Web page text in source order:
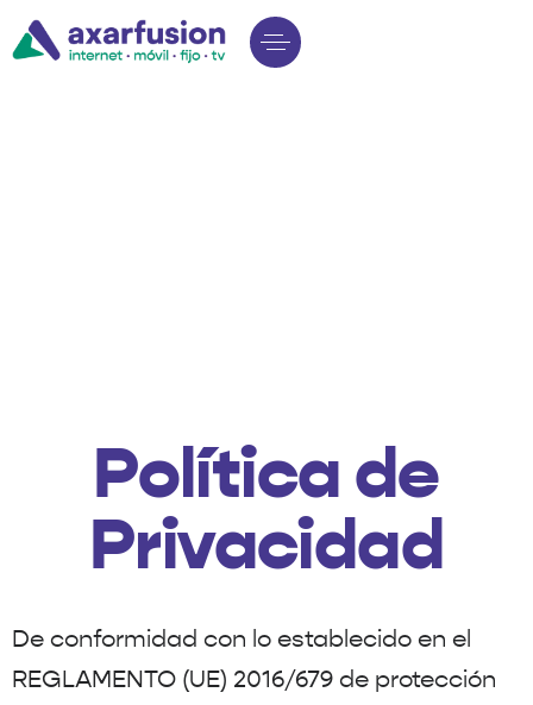
Política de
Privacidad
De conformidad con lo establecido en el
REGLAMENTO (UE) 2016/679 de protección